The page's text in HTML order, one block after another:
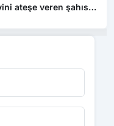
ateşe veren şahıs